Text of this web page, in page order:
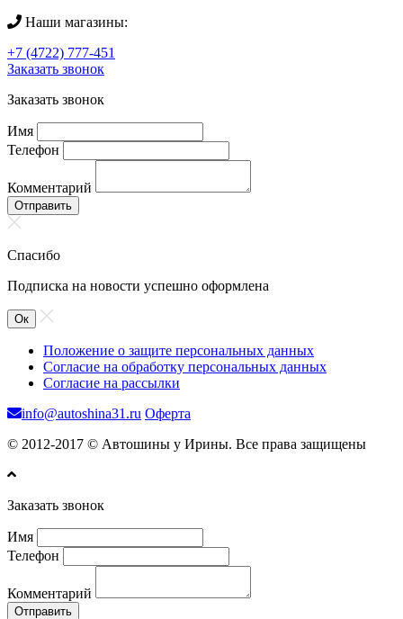
Наши магазины:
+7 (4722) 777-451
Заказать звонок
Заказать звонок
Имя
Телефон
Комментарий
Отправить
Спасибо
Подписка на новости успешно оформлена
Ок
Положение о защите персональных данных
Согласие на обработку персональных данных
Согласие на рассылки
info@autoshina31.ru Оферта
© 2012-2017 © Автошины у Ирины. Все права защищены
Заказать звонок
Имя
Телефон
Комментарий
Отправить